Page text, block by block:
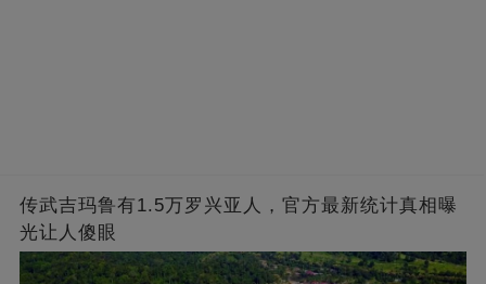
传武吉玛鲁有1.5万罗兴亚人，官方最新统计真相曝
光让人傻眼